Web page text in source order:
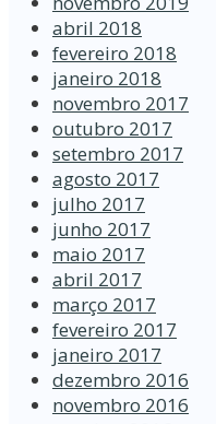
abril 2018
fevereiro 2018
janeiro 2018
novembro 2017
outubro 2017
setembro 2017
agosto 2017
julho 2017
junho 2017
maio 2017
abril 2017
março 2017
fevereiro 2017
janeiro 2017
dezembro 2016
novembro 2016